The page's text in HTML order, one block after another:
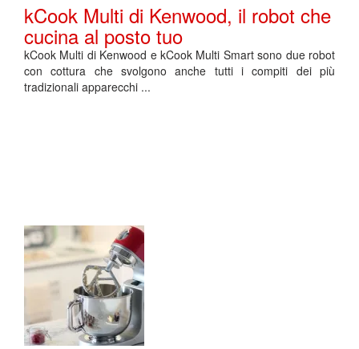
kCook Multi di Kenwood, il robot che
cucina al posto tuo
kCook Multi di Kenwood e kCook Multi Smart sono due robot
con cottura che svolgono anche tutti i compiti dei più
tradizionali apparecchi ...